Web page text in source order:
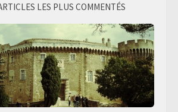
LES PLUS COMMENTÉS